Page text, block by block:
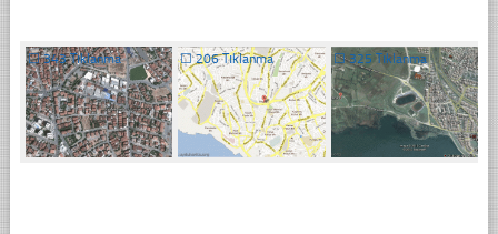
☐343 Tıklanma ☐206 Tıklanma ☐325 Tıklanma